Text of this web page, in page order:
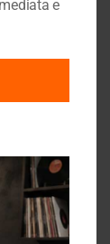
in the City
e